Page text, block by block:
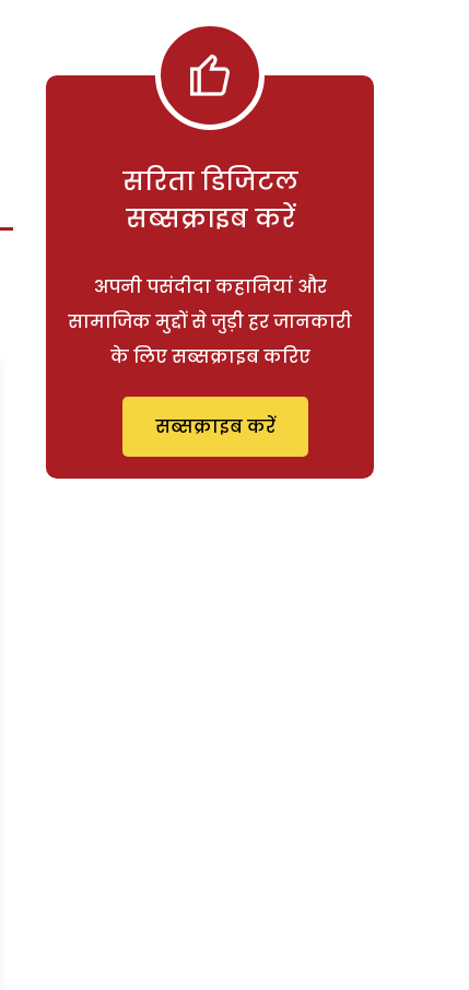
सरिता डिजिटल
सब्सक्राइब करें
अपनी पसंदीदा कहानियां और
सामाजिक मुद्दों से जुड़ी हर जानकारी
के लिए सब्सक्राइब करिए
सब्सक्राइब करें